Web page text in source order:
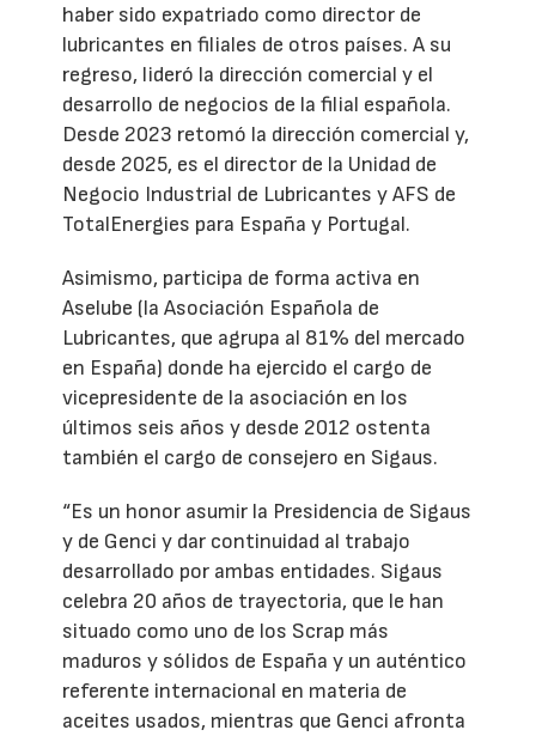
haber sido expatriado como director de
lubricantes en filiales de otros países. A su
regreso, lideró la dirección comercial y el
desarrollo de negocios de la filial española.
Desde 2023 retomó la dirección comercial y,
desde 2025, es el director de la Unidad de
Negocio Industrial de Lubricantes y AFS de
TotalEnergies para España y Portugal.
Asimismo, participa de forma activa en
Aselube (la Asociación Española de
Lubricantes, que agrupa al 81% del mercado
en España) donde ha ejercido el cargo de
vicepresidente de la asociación en los
últimos seis años y desde 2012 ostenta
también el cargo de consejero en Sigaus.
“Es un honor asumir la Presidencia de Sigaus
y de Genci y dar continuidad al trabajo
desarrollado por ambas entidades. Sigaus
celebra 20 años de trayectoria, que le han
situado como uno de los Scrap más
maduros y sólidos de España y un auténtico
referente internacional en materia de
aceites usados, mientras que Genci afronta